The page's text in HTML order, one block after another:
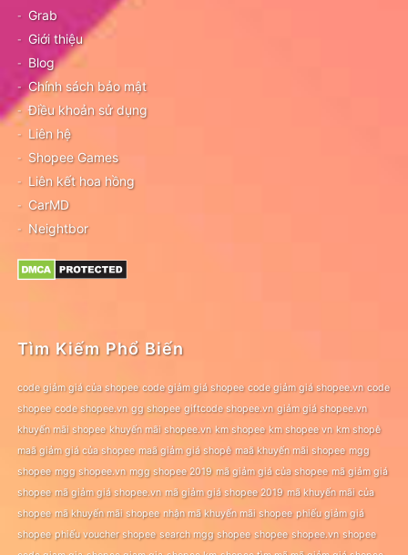
Grab
Giới thiệu
Blog
Chính sách bảo mật
Điều khoản sử dụng
Liên hệ
Shopee Games
Liên kết hoa hồng
CarMD
Neightbor
Tìm Kiếm Phổ Biến
code giảm giá của shopee code giảm giá shopee code giảm giá shopee.vn code
shopee code shopee.vn gg shopee giftcode shopee.vn giảm giá shopee.vn
khuyến mãi shopee khuyến mãi shopee.vn km shopee km shopee vn km shopê
maã giảm giá của shopee maã giảm giá shopê maã khuyến mãi shopee mgg
shopee mgg shopee.vn mgg shopee 2019 mã giảm giá của shopee mã giảm giá
shopee mã giảm giá shopee.vn mã giảm giá shopee 2019 mã khuyến mãi của
shopee mã khuyến mãi shopee nhận mã khuyến mãi shopee phiếu giảm giá
shopee phiếu voucher shopee search mgg shopee shopee shopee.vn shopee